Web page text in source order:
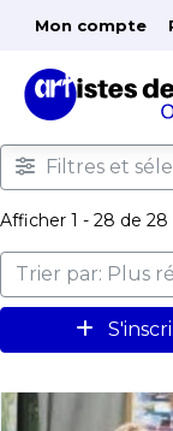
Mon compte
Filtres et
Afficher 1 - 28 de 28
Trier par: Plus